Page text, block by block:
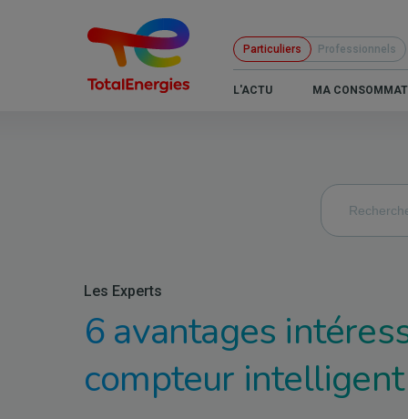
B2C
principale
L'ACTU MA
Particuliers Professionnels
Les Experts
6 avantages
compteur intelligent